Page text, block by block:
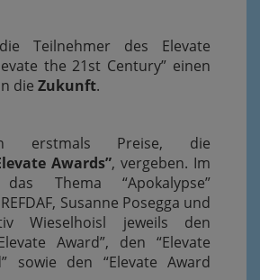
Teilnehmer des Elevate
the 21st Century” einen
die Zukunft.
erstmals Preise, die
Awards”, vergeben. Im
Thema “Apokalypse”
Susanne Posegga und
Wieselhoisl jeweils den
Award”, den “Elevate
sowie den “Elevate Award